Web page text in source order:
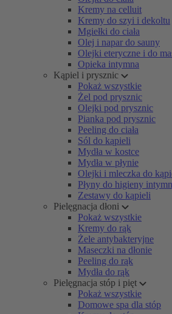
Kremy na celluit
Kremy do szyi i dekoltu
Mgiełki do ciała
Olej i napar do sauny
Olejki eteryczne i do
Opieka intymna
Kąpiel i prysznic
Pokaż wszystkie
Żel pod prysznic
Olejki pod prysznic
Pianka pod prysznic
Peeling do ciała
Sól do kąpieli
Mydła w kostce
Mydła w płynie
Olejki i mleczka do
Płyny do higieny
Zestawy do kąpieli
Pielęgnacja dłoni
Pokaż wszystkie
Kremy do rąk
Żele antybakteryjne
Maseczki na dłonie
Peeling do rąk
Mydła do rąk
Pielęgnacja stóp i pięt
Pokaż wszystkie
Domowe spa dla stóp